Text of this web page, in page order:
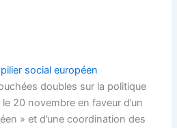
social européen
doubles sur la politique
20 novembre en faveur d’un
» et d’une coordination des